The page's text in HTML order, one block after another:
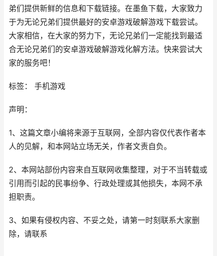
弟们提供新鲜的信息和下载链接。在墨鱼下载，大家致力
于为无论兄弟们提供最好的安卓游戏破解游戏下载尝试。
大家相信，在大家的努力下，无论兄弟们一定能找到最适
合无论兄弟们的安卓游戏破解游戏化解方法。快来尝试大
家的服务吧！
标签： 手机游戏
声明：
1、这篇文章小编将来源于互联网，全部内容仅代表作者本
人的见解，和本网站立场无关，作者文责自负。
2、本网站部份内容来自互联网收集整理，对于不当转载或
引用而引起的民事纷争、行政处理或其他损失，本网不承
担职责。
3、如果有侵权内容、不妥之处，请第一时刻联系大家删
除，请联系